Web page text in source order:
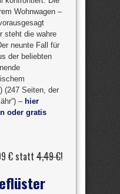
Wohnwagen –
steht die wahre
neunte Fall für
der beliebten
(247 Seiten, der
– hier
oder gratis
€ statt4,49 €!